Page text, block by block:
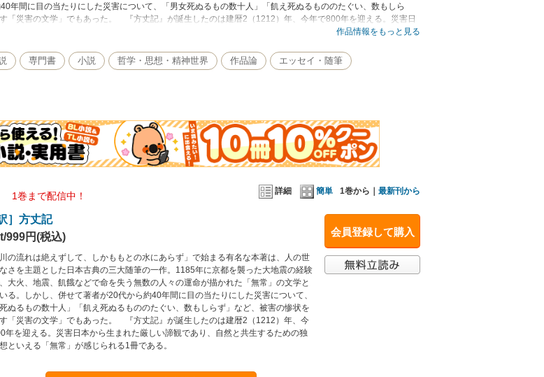
年間に目の当たりにした災害について、「男女死ぬるもの数十人」「飢え死ぬるもののたぐい、数もしら
「災害の文学」でもあった。 『方丈記』が誕生したのは建暦2（1212）年、今年で800年を迎える。災害日
作品情報をもっと見る
専門書 小説 哲学・思想・精神世界 作品論 エッセイ・随筆
詳細 簡単 1巻から｜ 最新刊から
1巻まで配信中！
会員登録して購入
］方丈記
999円(税込)
川の流れは絶えずして、しかももとの水にあらず」で始まる有名な本著は、人の世
さを主題とした日本古典の三大随筆の一作。1185年に京都を襲った大地震の経験
大火、地震、飢餓などで命を失う無数の人々の運命が描かれた「無常」の文学と
る。しかし、併せて著者が20代から約40年間に目の当たりにした災害について、
死ぬるもの数十人」「飢え死ぬるもののたぐい、数もしらず」など、被害の惨状を
「災害の文学」でもあった。 『方丈記』が誕生したのは建暦2（1212）年、今
年を迎える。災害日本から生まれた厳しい諦観であり、自然と共生するための独
といえる「無常」が感じられる1冊である。